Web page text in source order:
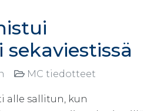
MC tiedotteet
alle sallitun, kun